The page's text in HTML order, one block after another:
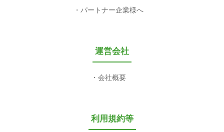
パートナー企業様へ
運営会社
会社概要
利用規約等